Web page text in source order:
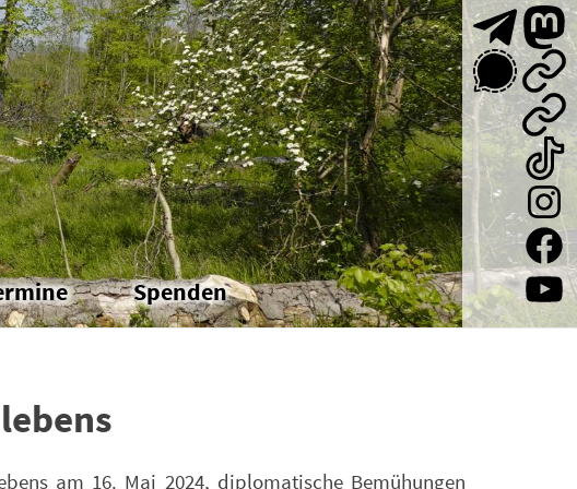
Spenden
am 16. Mai 2024, diplomatische Bemühungen